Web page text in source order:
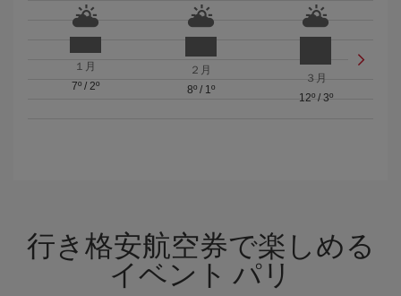
１月
7º/ 2º
２月
8º/ 1º
３月
12º/ 3º
行き格安航空券で楽しめる
イベント パリ